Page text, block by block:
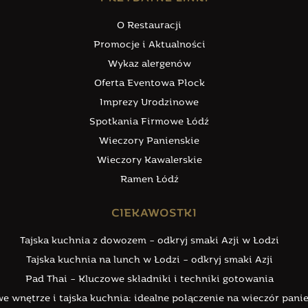
O Restauracji
Promocje i Aktualności
Wykaz alergenów
Oferta Eventowa Płock
Imprezy Urodzinowe
Spotkania Firmowe Łódź
Wieczory Panienskie
Wieczory Kawalerskie
Ramen Łódź
CIEKAWOSTKI
Tajska kuchnia z dowozem – odkryj smaki Azji w Łodzi
Tajska kuchnia na lunch w Łodzi – odkryj smaki Azji
Pad Thai – Kluczowe składniki i techniki gotowania
wnętrze i tajska kuchnia: idealne połączenie na wieczór